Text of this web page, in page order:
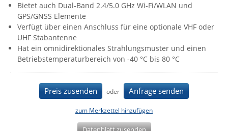
Ihse
Kerlink
Kramer Electronics
KVM TEC
Legrand
LigoWave
Bietet auch Dual-Band 2.4/5.0 GHz Wi-Fi/WLAN und
GPS/GNSS Elemente
Verfügt über einen Anschluss für eine optionale VHF oder
UHF Stabantenne
Hat ein omnidirektionales Strahlungsmuster und einen
Betriebstemperaturbereich von -40 °C bis 80 °C
Preis zusenden oder Anfrage senden
zum Merkzettel hinzufügen